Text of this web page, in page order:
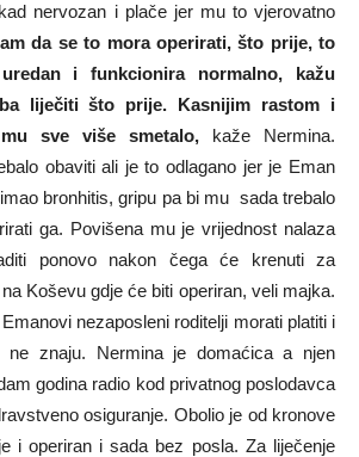
nervozan i plače jer mu to vjerovatno
da se to mora operirati, što prije, to
i funkcionira normalno, kažu
liječiti što prije. Kasnijim rastom i
sve više smetalo, kaže Nermina.
obaviti ali je to odlagano jer je Eman
bronhitis, gripu pa bi mu sada trebalo
ga. Povišena mu je vrijednost nalaza
ponovo nakon čega će krenuti za
Koševu gdje će biti operiran, veli majka.
nezaposleni roditelji morati platiti i
znaju. Nermina je domaćica a njen
godina radio kod privatnog poslodavca
osiguranje. Obolio je od kronove
i operiran i sada bez posla. Za liječenje